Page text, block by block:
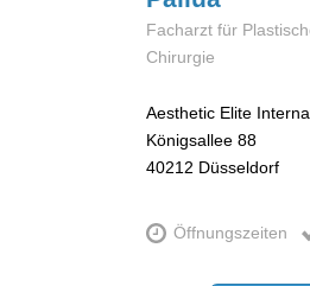
Facharzt für
Chirurgie
Aesthetic Elite
Königsallee 88
40212 Düsseldorf
Öffnungszeiten